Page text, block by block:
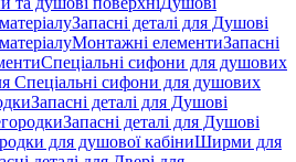
Запасні деталі для Душові
Монтажні елементиЗапасні
Спеціальні сифони для душових
Спеціальні сифони для душових
Запасні деталі для Душові
Запасні деталі для Душові
для душової кабіниШирми для